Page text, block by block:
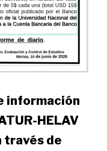
información
HELAV
través de